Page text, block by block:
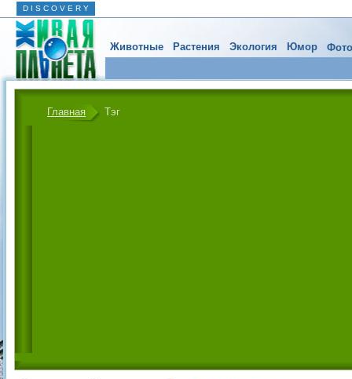
D I S C O V E R Y
Животные Растения Экология Юмор
Главная Тэг